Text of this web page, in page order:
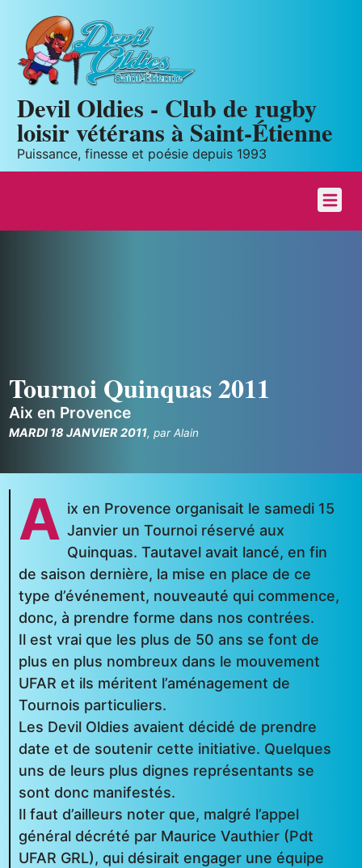
Devil Oldies - Club de rugby
loisir vétérans à Saint-Étienne
Puissance, finesse et poésie depuis 1993
Tournoi Quinquas 2011
Aix en Provence
MARDI 18 JANVIER 2011,parAlain
A ix en Provence organisait le samedi 15
Janvier un Tournoi réservé aux
Quinquas. Tautavel avait lancé, en fin
de saison dernière, la mise en place de ce
type d’événement, nouveauté qui commence,
donc, à prendre forme dans nos contrées.
Il est vrai que les plus de 50 ans se font de
plus en plus nombreux dans le mouvement
UFAR et ils méritent l’aménagement de
Tournois particuliers.
Les Devil Oldies avaient décidé de prendre
date et de soutenir cette initiative. Quelques
uns de leurs plus dignes représentants se
sont donc manifestés.
Il faut d’ailleurs noter que, malgré l’appel
général décrété par Maurice Vauthier (Pdt
UFAR GRL), qui désirait engager une équipe